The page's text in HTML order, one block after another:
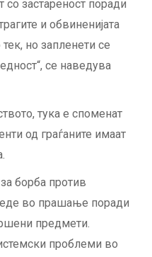
со застареност поради
и обвиненијата
но запленети се
се наведува
тука е споменат
од граѓаните имаат
борба против
во прашање поради
предмети.
проблеми во